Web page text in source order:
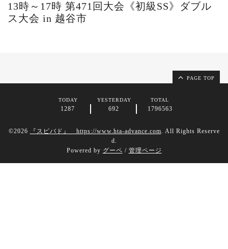
13時～17時 第471回大会《初級SS》ダブル
ス大会 in 越谷市
PAGE TOP
TODAY
1287
YESTERDAY
692
TOTAL
1796563
©2026 『スピバド』 https://www.hta-advance.com. All Rights Reserve
d.
Powered by グーペ / 管理ページ